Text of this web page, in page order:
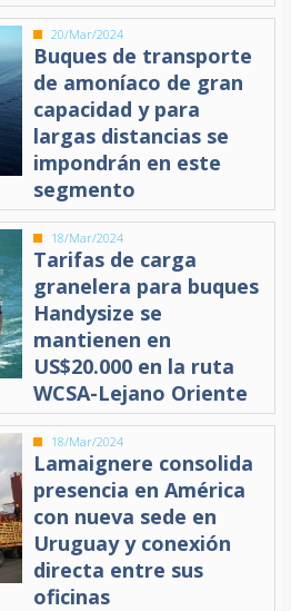
20/Mar/2024
Buques de transporte
de amoníaco de gran
capacidad y para
largas distancias se
impondrán en este
segmento
18/Mar/2024
Tarifas de carga
granelera para buques
Handysize se
mantienen en
US$20.000 en la ruta
WCSA-Lejano Oriente
18/Mar/2024
Lamaignere consolida
presencia en América
con nueva sede en
Uruguay y conexión
directa entre sus
oficinas